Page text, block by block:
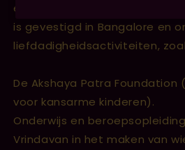
een non-profitorganisatie,
is gevestigd in Bangalore en
liefdadigheidsactiviteiten,
De Akshaya Patra
voor kansarme kinderen).
Onderwijs en
Vrindavan in het maken van